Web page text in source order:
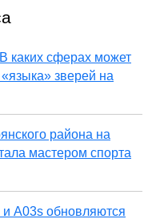
каких сферах может
зверей на
района на
мастером спорта
A03s обновляются